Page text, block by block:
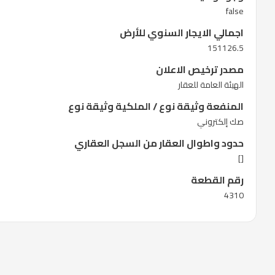
false
اجمالي الايجار السنوي للأرض
151126.5
مصدر ترخيص الاعلان
الهيئة العامة للعقار
المنفعة وثيقة نوع / الملكية وثيقة نوع
صك إلكتروني
حدود واطوال العقار من السجل العقاري
[]
رقم القطعة
4310